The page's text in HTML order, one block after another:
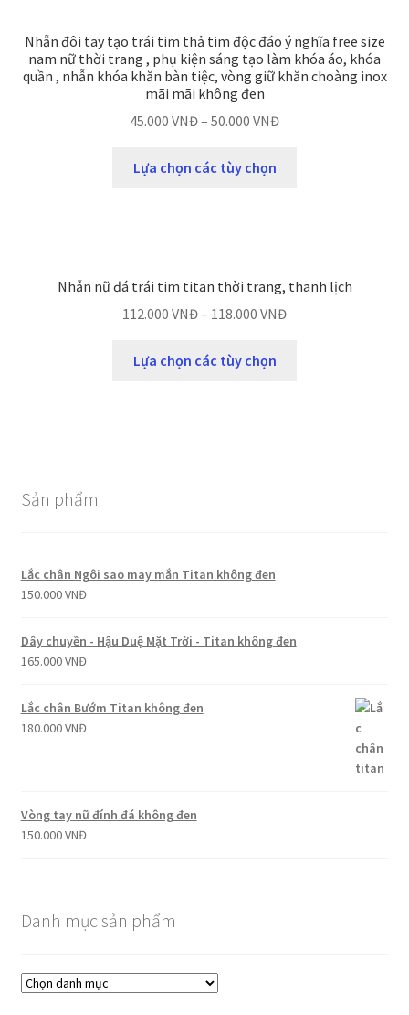
Nhẫn đôi tay tạo trái tim thả tim độc đáo ý nghĩa free size
nam nữ thời trang , phụ kiện sáng tạo làm khóa áo, khóa
quần , nhẫn khóa khăn bàn tiệc, vòng giữ khăn choàng inox
mãi mãi không đen
45.000 VNĐ– 50.000 VNĐ
Lựa chọn các tùy chọn
Nhẫn nữ đá trái tim titan thời trang, thanh lịch
112.000 VNĐ– 118.000 VNĐ
Lựa chọn các tùy chọn
Sản phẩm
Lắc chân Ngôi sao may mắn Titan không đen
150.000VNĐ
Dây chuyền - Hậu Duệ Mặt Trời - Titan không đen
165.000VNĐ
Lắc chân Bướm Titan không đen
180.000VNĐ
Vòng tay nữ đính đá không đen
150.000VNĐ
Danh mục sản phẩm